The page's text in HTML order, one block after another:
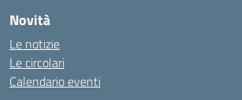
Novità
Le notizie
Le circolari
Calendario eventi